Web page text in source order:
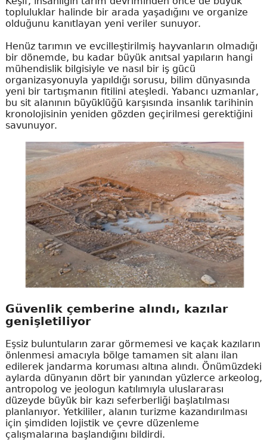
topluluklar halinde bir arada yaşadığını ve organize
olduğunu kanıtlayan yeni veriler sunuyor.
Henüz tarımın ve evcilleştirilmiş hayvanların olmadığı
bir dönemde, bu kadar büyük anıtsal yapıların hangi
mühendislik bilgisiyle ve nasıl bir iş gücü
organizasyonuyla yapıldığı sorusu, bilim dünyasında
yeni bir tartışmanın fitilini ateşledi. Yabancı uzmanlar,
bu sit alanının büyüklüğü karşısında insanlık tarihinin
kronolojisinin yeniden gözden geçirilmesi gerektiğini
savunuyor.
Güvenlik çemberine alındı, kazılar
genişletiliyor
Eşsiz buluntuların zarar görmemesi ve kaçak kazıların
önlenmesi amacıyla bölge tamamen sit alanı ilan
edilerek jandarma koruması altına alındı. Önümüzdeki
aylarda dünyanın dört bir yanından yüzlerce arkeolog,
antropolog ve jeologun katılımıyla uluslararası
düzeyde büyük bir kazı seferberliği başlatılması
planlanıyor. Yetkililer, alanın turizme kazandırılması
için şimdiden lojistik ve çevre düzenleme
çalışmalarına başlandığını bildirdi.